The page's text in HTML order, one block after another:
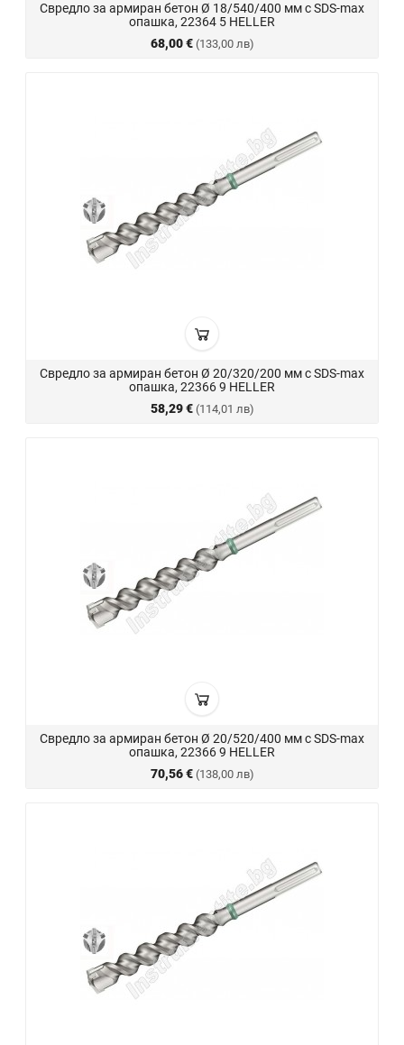
Свредло за армиран бетон Ø 18/540/400 мм с SDS-max
опашка, 22364 5 HELLER
68,00 € (133,00 лв)
Свредло за армиран бетон Ø 20/320/200 мм с SDS-max
опашка, 22366 9 HELLER
58,29 € (114,01 лв)
Свредло за армиран бетон Ø 20/520/400 мм с SDS-max
опашка, 22366 9 HELLER
70,56 € (138,00 лв)